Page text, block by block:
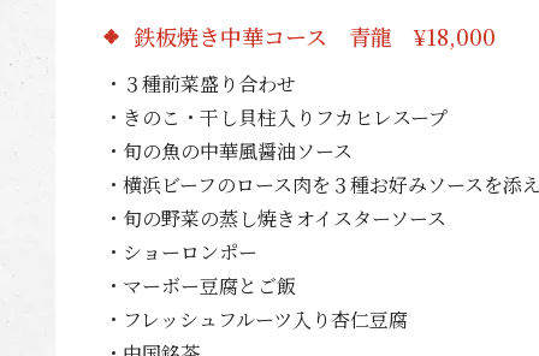
鉄板焼き中華コース 青龍 ¥18,000
・３種前菜盛り合わせ
・きのこ・干し貝柱入りフカヒレスープ
・旬の魚の中華風醤油ソース
・横浜ビーフのロース肉を３種お好みソースを添
・旬の野菜の蒸し焼きオイスターソース
・ショーロンポー
・マーボー豆腐とご飯
・フレッシュフルーツ入り杏仁豆腐